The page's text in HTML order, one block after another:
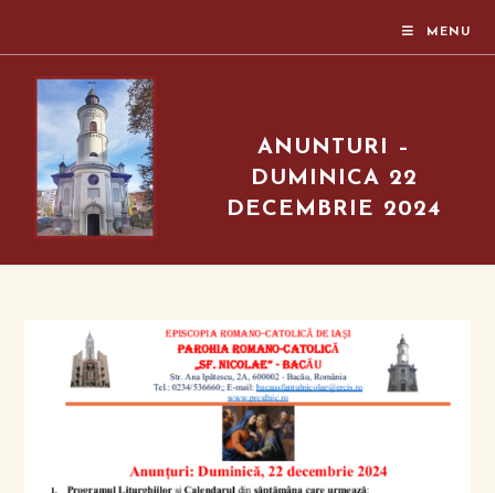
MENU
ANUNTURI –
DUMINICA 22
DECEMBRIE 2024